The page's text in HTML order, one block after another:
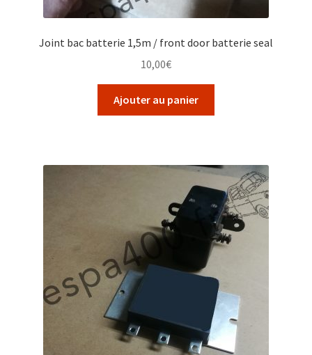
Joint bac batterie 1,5m / front door batterie seal
10,00€
Ajouter au panier